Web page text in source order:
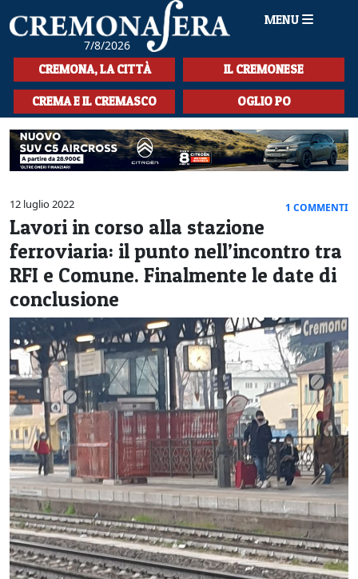
7/8/2026
MENU
HOME
CRONACA
SPORT
LA MUSICA
CULTURA
LA STORIA
SPETTACOLI
L'EDITORIALE
SEZIONI
CERCA
CREMONA, LA CITTÀ IL CREMONESE
CREMA E IL CREMASCO OGLIO PO
12 luglio 2022 1 COMMENTI
Lavori in corso alla stazione
ferroviaria: il punto nell’incontro tra
RFI e Comune. Finalmente le date di
conclusione